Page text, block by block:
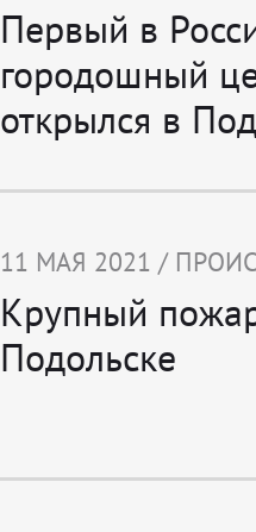
Первый в
городошный
открылся в
11 МАЯ 2021 /
Крупный
Подольске